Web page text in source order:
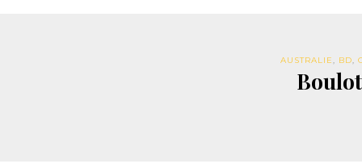
AUSTRALIE, BD,